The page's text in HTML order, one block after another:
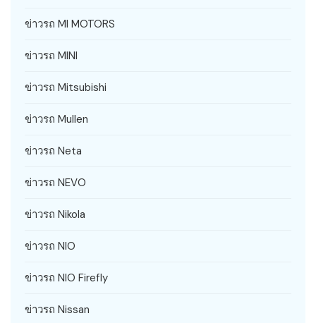
ข่าวรถ MI MOTORS
ข่าวรถ MINI
ข่าวรถ Mitsubishi
ข่าวรถ Mullen
ข่าวรถ Neta
ข่าวรถ NEVO
ข่าวรถ Nikola
ข่าวรถ NIO
ข่าวรถ NIO Firefly
ข่าวรถ Nissan